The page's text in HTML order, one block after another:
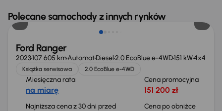
Polecane samochody z innych rynków
Ford Ranger
2023107 605 kmAutomatDiesel2.0 EcoBlue e-4WD151 kW4x4
Książka serwisowa 2.0 EcoBlue e-4WD
Miesięczna rata
na miarę
Cena promocyjna
151 200 zł
Najniższa cena z 30 dni przed Cena po obniżce